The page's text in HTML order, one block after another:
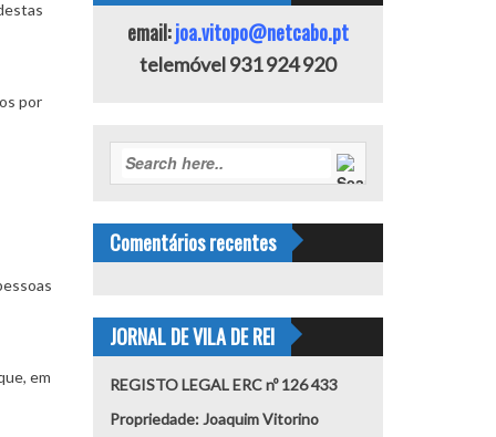
por
em
email:joa.vitopo@netcabo.pt
telemóvel 931 924 920
Comentários recentes
JORNAL DE VILA DE REI
REGISTO LEGAL ERC nº 126 433
Propriedade: Joaquim Vitorino